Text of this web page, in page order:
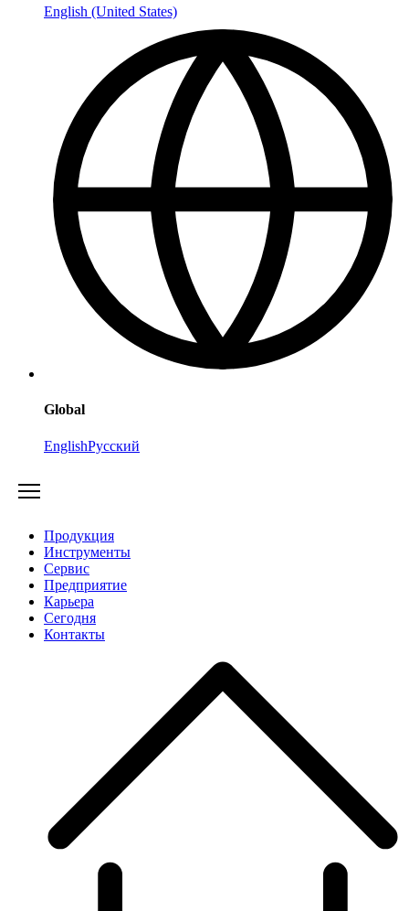
English (United States)
Global
EnglishРусский
Продукция
Инструменты
Сервис
Предприятие
Карьера
Cегодня
Контакты